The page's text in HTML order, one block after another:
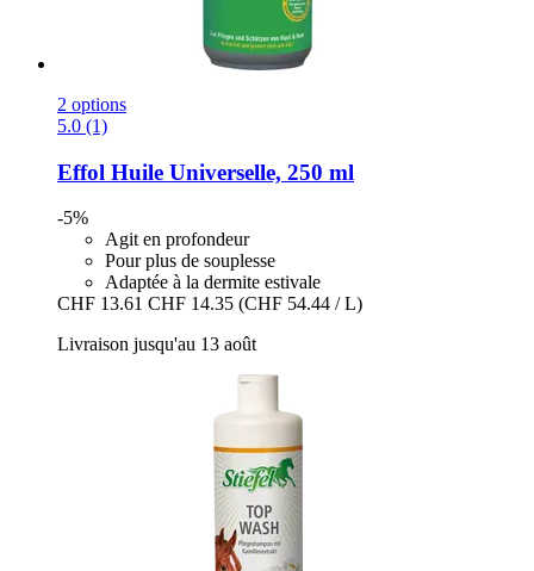
2 options
5.0 (1)
Effol Huile Universelle, 250 ml
-5%
Agit en profondeur
Pour plus de souplesse
Adaptée à la dermite estivale
CHF 13.61 CHF 14.35 (CHF 54.44 / L)
Livraison jusqu'au 13 août